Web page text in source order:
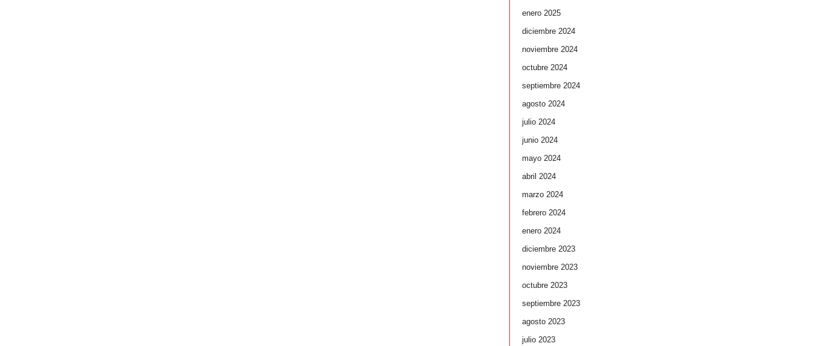
enero 2025
diciembre 2024
noviembre 2024
octubre 2024
septiembre 2024
agosto 2024
julio 2024
junio 2024
mayo 2024
abril 2024
marzo 2024
febrero 2024
enero 2024
diciembre 2023
noviembre 2023
octubre 2023
septiembre 2023
agosto 2023
julio 2023